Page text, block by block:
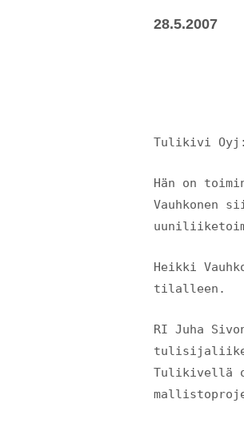
28.5.2007
Tulikivi
Hän on
Heikki
tilalleen.
RI Juha
Tulikivellä